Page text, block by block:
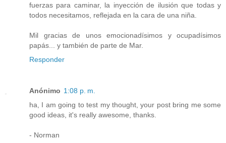
fuerzas para caminar, la inyección de ilusión que todas y
todos necesitamos, reflejada en la cara de una niña.
Mil gracias de unos emocionadísimos y ocupadísimos
papás... y también de parte de Mar.
Responder
Anónimo 1:08 p. m.
ha, I am going to test my thought, your post bring me some
good ideas, it's really awesome, thanks.
- Norman